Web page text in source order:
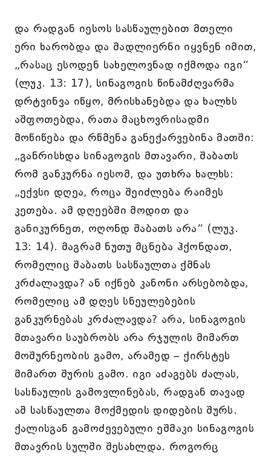
და რადგან იესოს სასწაულებით მთელი
ერი ხარობდა და მადლიერნი იყვნენ იმით,
„რასაც ესოდენ სახელოვნად იქმოდა იგი“
(ლუკ. 13: 17), სინაგოგის წინამძღვარმა
დრტვინვა იწყო, მრისხანებდა და ხალხს
აშფოთებდა, რათა მაცხოვრისადმი
მოწიწება და რწმენა განექარვებინა მათში:
„განრისხდა სინაგოგის მთავარი, შაბათს
რომ განკურნა იესომ, და უთხრა ხალხს:
„ექვსი დღეა, როცა შეიძლება რაიმეს
კეთება. ამ დღეებში მოდით და
განიკურნეთ, ოღონდ შაბათს არა“ (ლუკ.
13: 14). მაგრამ ნუთუ მცნება ჰქონდათ,
რომელიც შაბათს სასწაულთა ქმნას
კრძალავდა? ან იქნებ კანონი არსებობდა,
რომელიც ამ დღეს სნეულებების
განკურნებას კრძალავდა? არა, სინაგოგის
მთავარი საუბრობს არა რჯულის მიმართ
მოშურნეობის გამო, არამედ – ქირსტეს
მიმართ შურის გამო. იგი აძაგებს ძალას,
სასწაულის გამოვლინებას, რადგან თავად
ამ სასწაულთა მოქმედის დიდების შურს.
ქალისგან გამოძევებული ეშმაკი სინაგოგის
მთავრის სულში შესახლდა. როგორც